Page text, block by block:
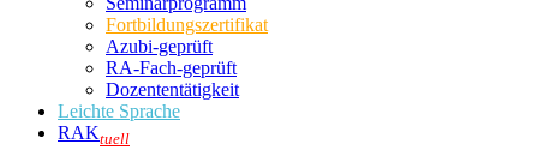
Fortbildungszertifikat
Azubi-geprüft
RA-Fach-geprüft
Dozententätigkeit
Leichte Sprache
RAKtuell